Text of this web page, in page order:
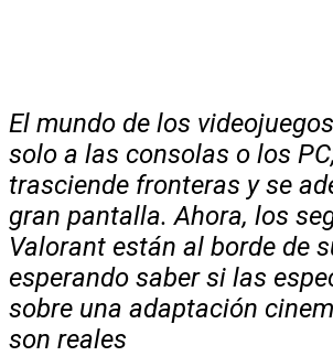
El mundo de los
solo a las consolas o los
trasciende fronteras y se
gran pantalla. Ahora, los
Valorant están al borde de
esperando saber si las
sobre una adaptación
son reales